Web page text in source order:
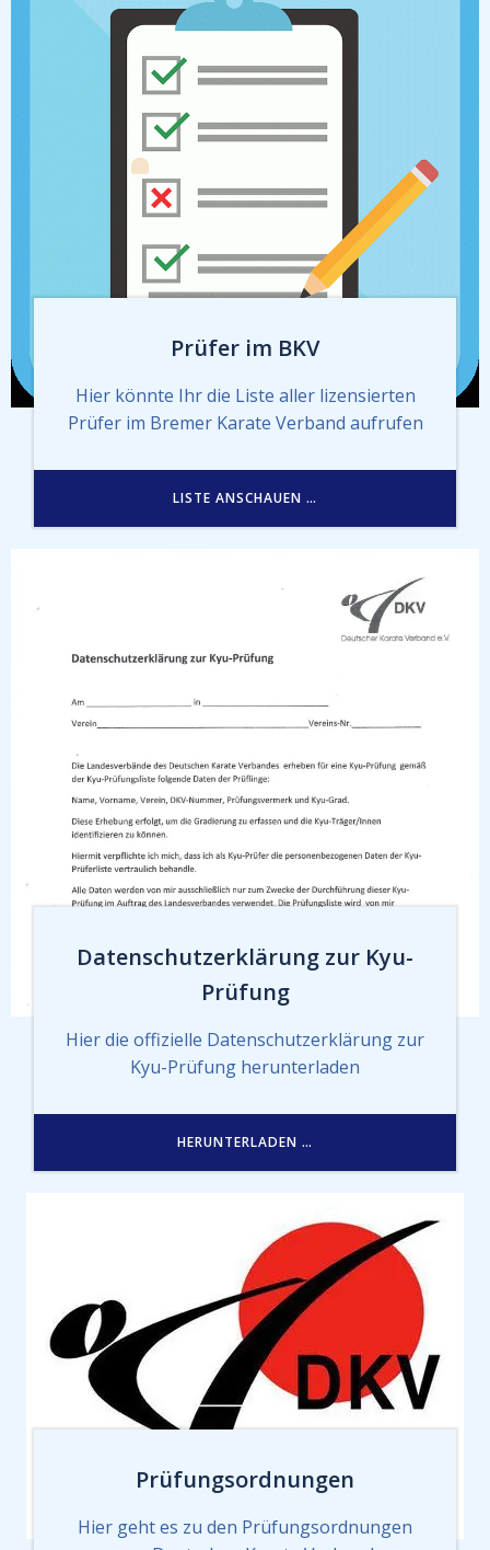
Prüfer im BKV
Hier könnte Ihr die Liste aller lizensierten
Prüfer im Bremer Karate Verband aufrufen
LISTE ANSCHAUEN …
Datenschutzerklärung zur Kyu-
Prüfung
Hier die offizielle Datenschutzerklärung zur
Kyu-Prüfung herunterladen
HERUNTERLADEN …
Prüfungsordnungen
Hier geht es zu den Prüfungsordnungen